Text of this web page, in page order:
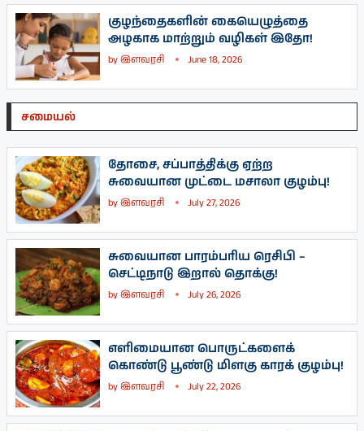
குழந்தைகளின் கையெழுத்தை
அழகாக மாற்றும் வழிகள் இதோ!
byஇளவரசி June 18, 2026
சமையல்
தோசை, சப்பாத்திக்கு ஏற்ற
சுவையான முட்டை மசாலா குழம்பு!
byஇளவரசி July 27, 2026
சுவையான பாரம்பரிய ரெசிபி –
செட்டிநாடு இறால் தொக்கு!
byஇளவரசி July 26, 2026
எளிமையான பொருட்களைக்
கொண்டு பூண்டு மிளகு காரக் குழம்பு!
byஇளவரசி July 22, 2026